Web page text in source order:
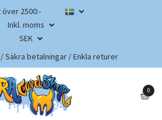
2500:-
Inkl. moms
SEK
Säkra betalningar / Enkla returer
0